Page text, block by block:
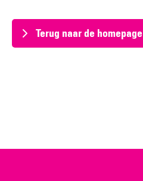
Terug naar de homepage